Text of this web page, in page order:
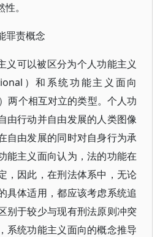
。
罪责概念
义可以被区分为个人功能主义
）和系统功能主义面向
两个相互对立的类型。个人功
由行动并自由发展的人类图像
自由发展的同时对自身行为承
能主义面向认为，法的功能在
，因此，在刑法体系中，无论
具体适用，都应该考虑系统追
别于较少与现有刑法原则冲突
系统功能主义面向的概念推导